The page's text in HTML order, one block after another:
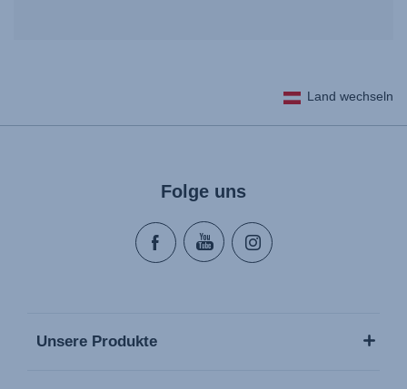
Land wechseln
Folge uns
Unsere Produkte